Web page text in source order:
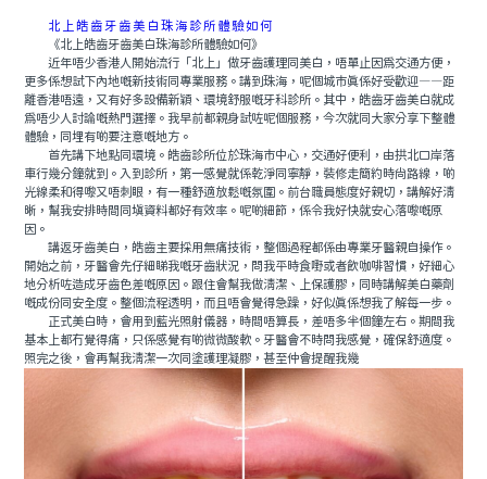
北上皓齒牙齒美白珠海診所體驗如何
《北上皓齒牙齒美白珠海診所體驗如何》
近年唔少香港人開始流行「北上」做牙齒護理同美白，唔單止因為交通方便，
更多係想試下內地嘅新技術同專業服務。講到珠海，呢個城市真係好受歡迎——距
離香港唔遠，又有好多設備新穎、環境舒服嘅牙科診所。其中，皓齒牙齒美白就成
為唔少人討論嘅熱門選擇。我早前都親身試咗呢個服務，今次就同大家分享下整體
體驗，同埋有啲要注意嘅地方。
首先講下地點同環境。皓齒診所位於珠海市中心，交通好便利，由拱北口岸落
車行幾分鐘就到。入到診所，第一感覺就係乾淨同寧靜，裝修走簡約時尚路線，啲
光線柔和得嚟又唔刺眼，有一種舒適放鬆嘅氛圍。前台職員態度好親切，講解好清
晰，幫我安排時間同填資料都好有效率。呢啲細節，係令我好快就安心落嚟嘅原
因。
講返牙齒美白，皓齒主要採用無痛技術，整個過程都係由專業牙醫親自操作。
開始之前，牙醫會先仔細睇我嘅牙齒狀況，問我平時食嘢或者飲咖啡習慣，好細心
地分析咗造成牙齒色差嘅原因。跟住會幫我做清潔、上保護膠，同時講解美白藥劑
嘅成份同安全度。整個流程透明，而且唔會覺得急躁，好似真係想我了解每一步。
正式美白時，會用到藍光照射儀器，時間唔算長，差唔多半個鐘左右。期間我
基本上都冇覺得痛，只係感覺有啲微微酸軟。牙醫會不時問我感覺，確保舒適度。
照完之後，會再幫我清潔一次同塗護理凝膠，甚至仲會提醒我幾